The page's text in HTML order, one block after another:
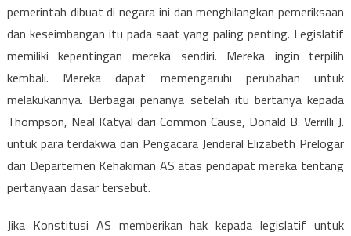
pemerintah dibuat di negara ini dan menghilangkan pemeriksaan
dan keseimbangan itu pada saat yang paling penting. Legislatif
memiliki kepentingan mereka sendiri. Mereka ingin terpilih
kembali. Mereka dapat memengaruhi perubahan untuk
melakukannya. Berbagai penanya setelah itu bertanya kepada
Thompson, Neal Katyal dari Common Cause, Donald B. Verrilli J.
untuk para terdakwa dan Pengacara Jenderal Elizabeth Prelogar
dari Departemen Kehakiman AS atas pendapat mereka tentang
pertanyaan dasar tersebut.
Jika Konstitusi AS memberikan hak kepada legislatif untuk